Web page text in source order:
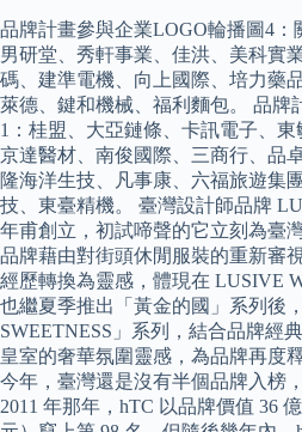
品牌計畫參與企業LOGO輪播圖4：
男研堂、秀軒事業、佳洪、美科實
碼、建準電機、向上國際、培力藥
萊德、鍵和機械、福利麵包。 品牌
1：桂盟、大亞鏈條、卡訊電子、東
京達醫材、南俊國際、三商行、品
隆海洋生技、凡事康、六福旅遊集
技、東臺精機。 臺灣設計師品牌
年甫創立，初試啼聲的它立刻為臺
品牌藉由對街頭休閒服裝的重新審
經歷轉換為靈感，體現在 LUSIVE
也繼夏季推出「黃金的國」系列後
SWEETNESS」系列，結合品牌經
皇室的奢華氛圍靈感，為品牌再度
今年，臺灣還是沒有半個品牌入榜
2011 年那年，hTC 以品牌價值 36